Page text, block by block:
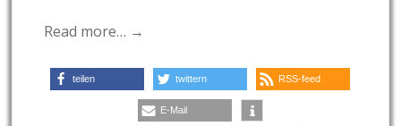
Read more… →
teilen twittern RSS-feed
E-Mail